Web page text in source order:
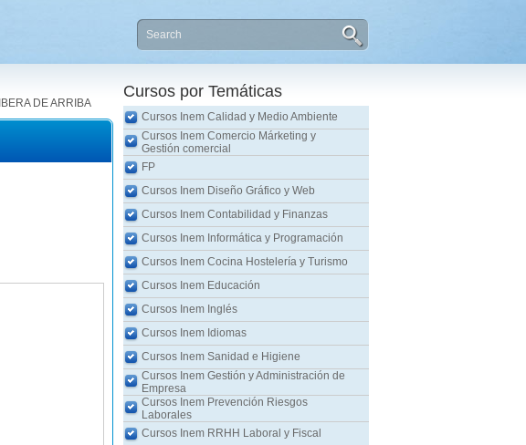
DE ARRIBA
Cursos por Temáticas
Cursos Inem Calidad y Medio Ambiente
Cursos Inem Comercio Márketing y
Gestión comercial
FP
Cursos Inem Diseño Gráfico y Web
Cursos Inem Contabilidad y Finanzas
Cursos Inem Informática y Programación
Cursos Inem Cocina Hostelería y Turismo
Cursos Inem Educación
Cursos Inem Inglés
Cursos Inem Idiomas
Cursos Inem Sanidad e Higiene
Cursos Inem Gestión y Administración de
Empresa
Cursos Inem Prevención Riesgos
Laborales
Cursos Inem RRHH Laboral y Fiscal